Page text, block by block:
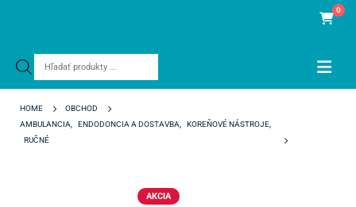
Products
0
HOME
OBCHOD
AMBULANCIA
ENDODONCIA A DOSTAVBA KOREŇOVÉ NÁSTROJE
RUČNÉ
AKCIA